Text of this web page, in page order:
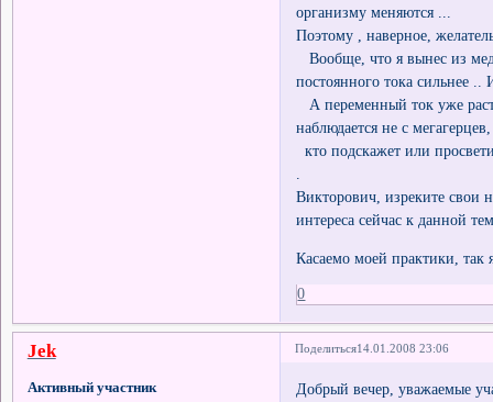
организму меняются ...
Поэтому , наверное,
Вообще, что я вынес из
постоянного тока сильнее ..
А переменный ток уже
наблюдается не с
кто подскажет или
.
Викторович, изреките свои
интереса сейчас к данной
Касаемо моей практики,
0
Поделиться14.01.2008 23:06
Jek
Активный участник
Добрый вечер, уважаемые